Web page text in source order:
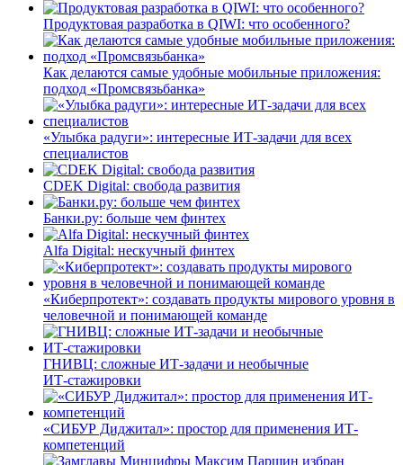
Продуктовая разработка в QIWI: что особенного?
Как делаются самые удобные мобильные приложения:
подход «Промсвязьбанка»
«Улыбка радуги»: интересные ИТ-задачи для всех
специалистов
CDEK Digital: свобода развития
Банки.ру: больше чем финтех
Alfa Digital: нескучный финтех
«Киберпротект»: создавать продукты мирового уровня в
человечной и понимающей команде
ГНИВЦ: сложные ИТ‑задачи и необычные
ИТ‑стажировки
«СИБУР Диджитал»: простор для применения ИТ-
компетенций